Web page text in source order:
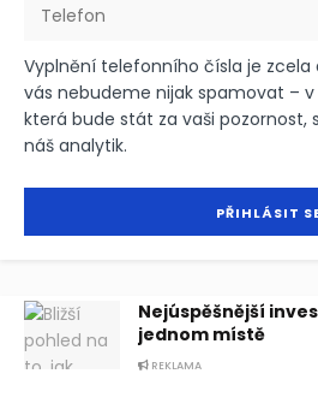
Vyplnění telefonního čísla je zcela
vás nebudeme nijak spamovat –
která bude stát za vaši pozornost,
náš analytik.
Nejúspěšnější
jednom místě
REKLAMA